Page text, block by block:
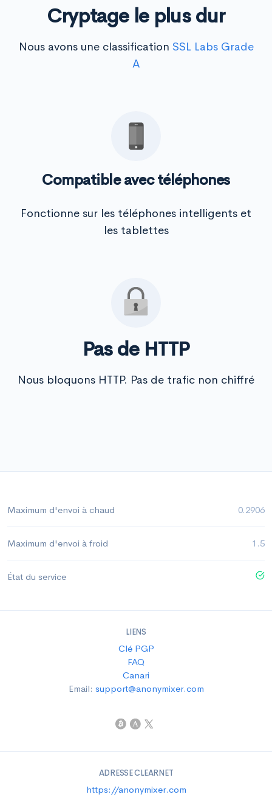
Cryptage le plus dur
Nous avons une classification SSL Labs Grade
A
Compatible avec téléphones
Fonctionne sur les téléphones intelligents et
les tablettes
Pas de HTTP
Nous bloquons HTTP. Pas de trafic non chiffré
Maximum d'envoi à chaud 0.2906
Maximum d'envoi à froid 1.5
État du service
LIENS
Clé PGP
FAQ
Canari
Email: support@anonymixer.com
ADRESSE CLEARNET
https://anonymixer.com